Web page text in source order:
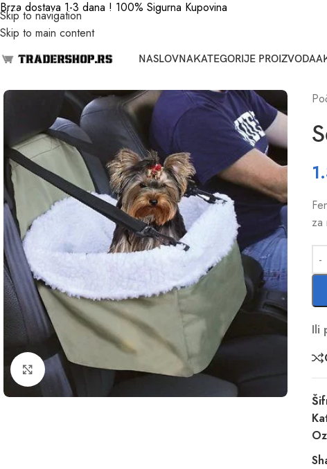
Skip to navigation
Skip to main content
Brza dostava 1-3 dana ! 100% Sigurna Kupovina
NASLOVNAKATEGORIJE PROIZVODA
Click to enlarge
za
Ili